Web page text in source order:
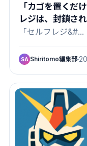
「カゴを置くだ
レジは、封鎖さ
「セルフレジ&#…
SA Shiritomo編集部